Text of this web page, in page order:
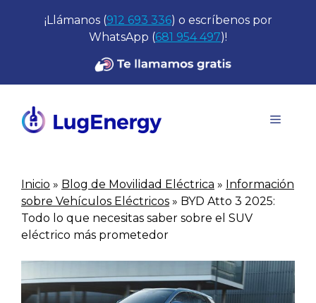
¡Llámanos (912 693 336) o escríbenos por
WhatsApp (681 954 497)!
Menú
Inicio » Blog de Movilidad Eléctrica » Información
sobre Vehículos Eléctricos » BYD Atto 3 2025:
Todo lo que necesitas saber sobre el SUV
eléctrico más prometedor